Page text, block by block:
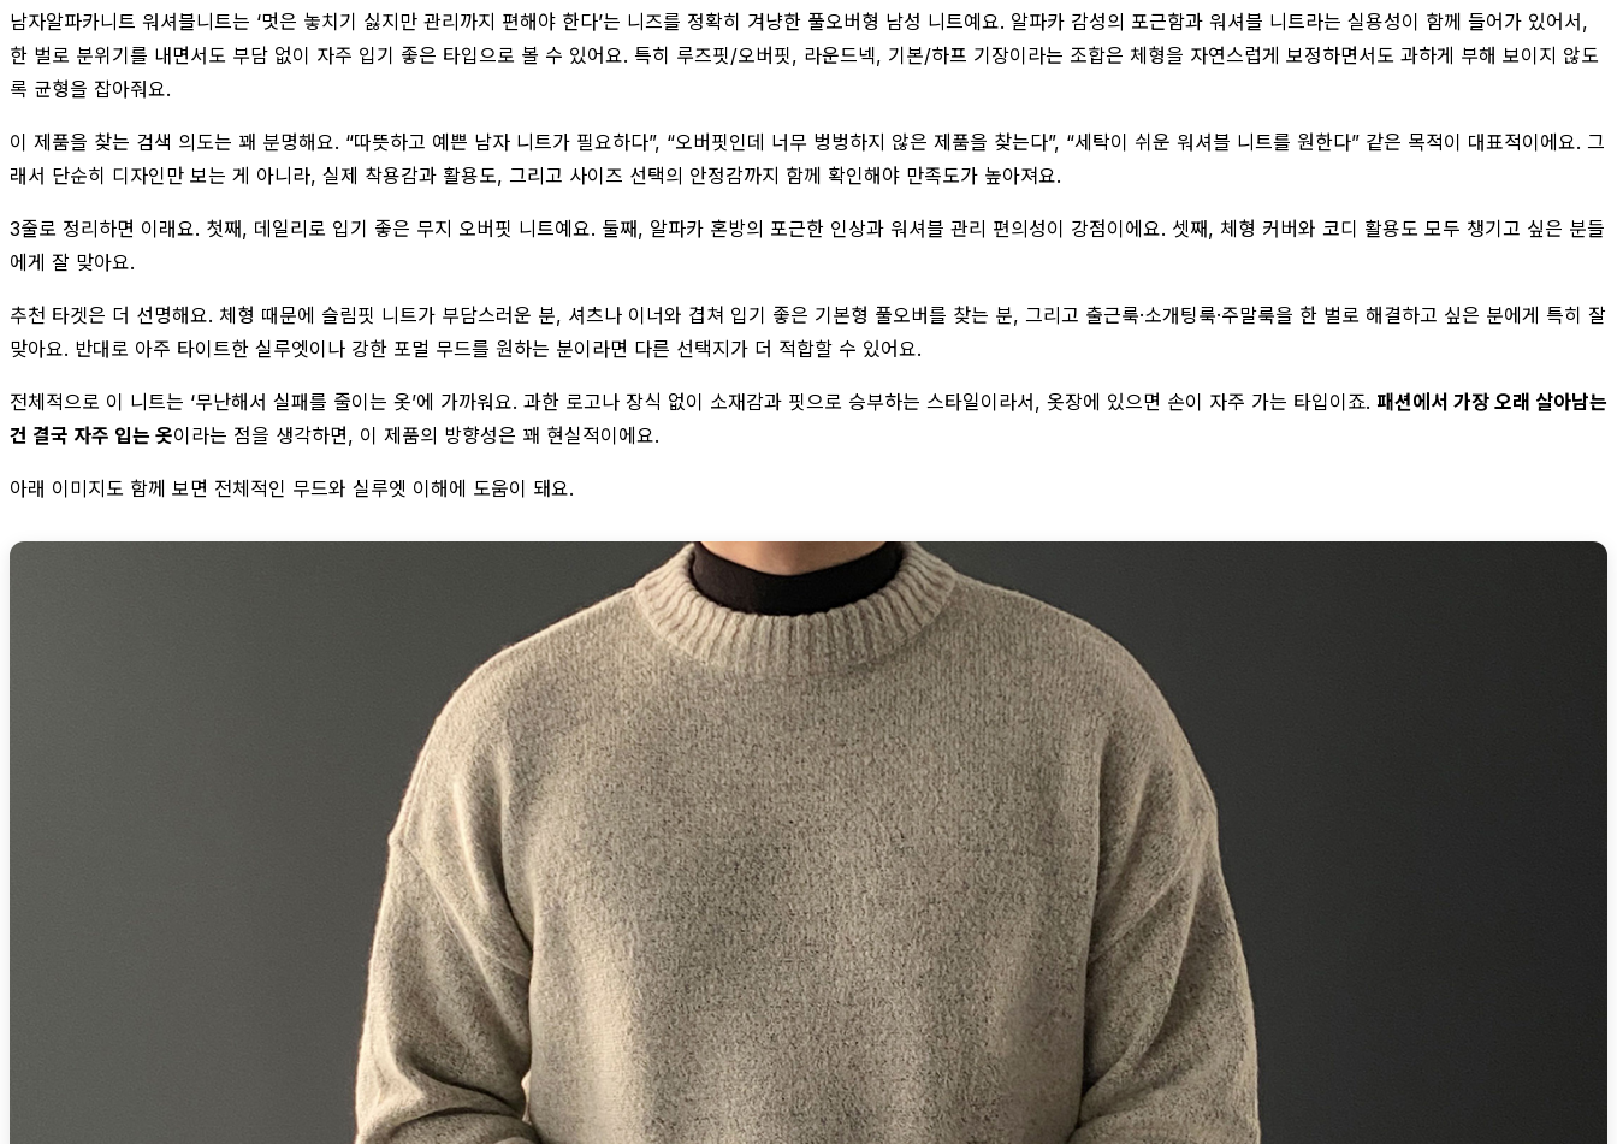
남자알파카니트 워셔블니트는 ‘멋은 놓치기 싫지만 관리까지 편해야 한다’는 니즈를 정확히 겨냥한 풀오버형 남성 니트예요. 알파카 감성의 포근함과 워셔블 니트라는 실용성이 함께 들어가 있어서,
한 벌로 분위기를 내면서도 부담 없이 자주 입기 좋은 타입으로 볼 수 있어요. 특히 루즈핏/오버핏, 라운드넥, 기본/하프 기장이라는 조합은 체형을 자연스럽게 보정하면서도 과하게 부해 보이지 않도
록 균형을 잡아줘요.
이 제품을 찾는 검색 의도는 꽤 분명해요. “따뜻하고 예쁜 남자 니트가 필요하다”, “오버핏인데 너무 벙벙하지 않은 제품을 찾는다”, “세탁이 쉬운 워셔블 니트를 원한다” 같은 목적이 대표적이에요. 그
래서 단순히 디자인만 보는 게 아니라, 실제 착용감과 활용도, 그리고 사이즈 선택의 안정감까지 함께 확인해야 만족도가 높아져요.
3줄로 정리하면 이래요. 첫째, 데일리로 입기 좋은 무지 오버핏 니트예요. 둘째, 알파카 혼방의 포근한 인상과 워셔블 관리 편의성이 강점이에요. 셋째, 체형 커버와 코디 활용도 모두 챙기고 싶은 분들
에게 잘 맞아요.
추천 타겟은 더 선명해요. 체형 때문에 슬림핏 니트가 부담스러운 분, 셔츠나 이너와 겹쳐 입기 좋은 기본형 풀오버를 찾는 분, 그리고 출근룩·소개팅룩·주말룩을 한 벌로 해결하고 싶은 분에게 특히 잘
맞아요. 반대로 아주 타이트한 실루엣이나 강한 포멀 무드를 원하는 분이라면 다른 선택지가 더 적합할 수 있어요.
전체적으로 이 니트는 ‘무난해서 실패를 줄이는 옷’에 가까워요. 과한 로고나 장식 없이 소재감과 핏으로 승부하는 스타일이라서, 옷장에 있으면 손이 자주 가는 타입이죠. 패션에서 가장 오래 살아남는
건 결국 자주 입는 옷이라는 점을 생각하면, 이 제품의 방향성은 꽤 현실적이에요.
아래 이미지도 함께 보면 전체적인 무드와 실루엣 이해에 도움이 돼요.